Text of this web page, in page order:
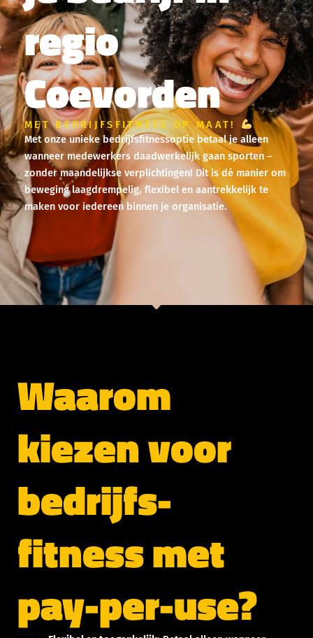
regio
Coevorden
MET BEDRIJFSFITNESS OP MAAT!
Met onze unieke bedrijfsfitnessoptie betaal je alleen
wanneer medewerkers daadwerkelijk gaan sporten –
zonder maandelijkse verplichtingen! Dit is dé manier om
beweging laagdrempelig, flexibel en aantrekkelijk te
maken voor iedereen binnen je organisatie.
Waarom
kiezen voor
bedrijfs-
fitness met
pay-per-use?